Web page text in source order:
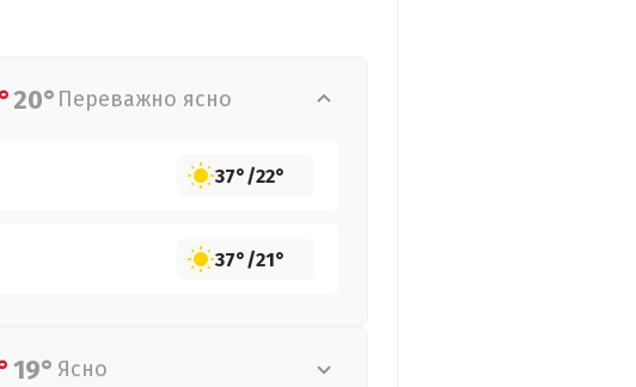
20° Переважно ясно
37°/22°
37°/21°
19° Ясно